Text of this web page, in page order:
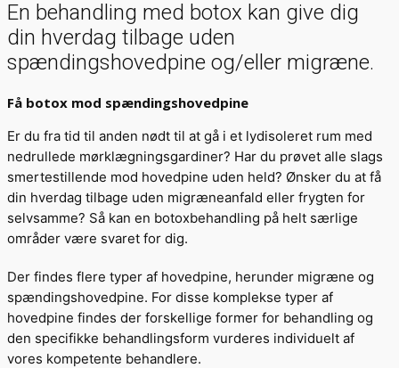
En behandling med botox kan give dig
din hverdag tilbage uden
spændingshovedpine og/eller migræne.
Få botox mod spændingshovedpine
Er du fra tid til anden nødt til at gå i et lydisoleret rum med
nedrullede mørklægningsgardiner? Har du prøvet alle slags
smertestillende mod hovedpine uden held? Ønsker du at få
din hverdag tilbage uden migræneanfald eller frygten for
selvsamme? Så kan en botoxbehandling på helt særlige
områder være svaret for dig.
Der findes flere typer af hovedpine, herunder migræne og
spændingshovedpine. For disse komplekse typer af
hovedpine findes der forskellige former for behandling og
den specifikke behandlingsform vurderes individuelt af
vores kompetente behandlere.